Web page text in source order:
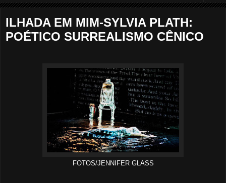
ILHADA EM MIM-SYLVIA PLATH:
POÉTICO SURREALISMO CÊNICO
FOTOS/JENNIFER GLASS